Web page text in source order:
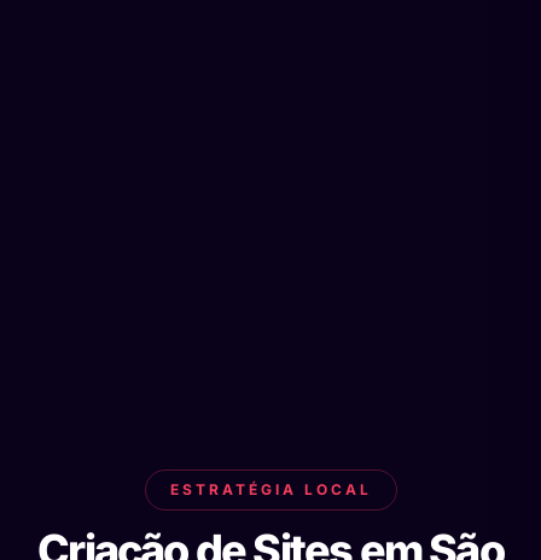
ESTRATÉGIA LOCAL